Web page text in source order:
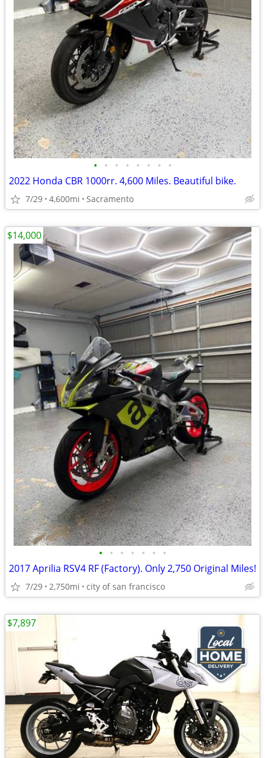
• • • • • • • •
2022 Honda CBR 1000rr. 4,600 Miles. Beautiful bike.
7/29 4,600mi Sacramento
• • • • • • •
2017 Aprilia RSV4 RF (Factory). Only 2,750 Original Miles!
7/29 2,750mi city of san francisco
$14,000
$7,897